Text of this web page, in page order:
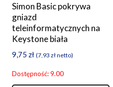
Simon Basic pokrywa
gniazd
teleinformatycznych na
Keystone biała
9,75 zł (7,93 złnetto)
Dostępność: 9.00